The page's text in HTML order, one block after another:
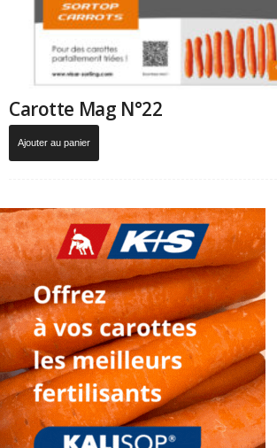
Carotte Mag N°22
Ajouter au panier